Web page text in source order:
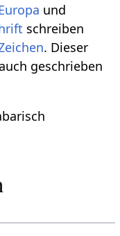
und
schreiben
. Dieser
geschrieben